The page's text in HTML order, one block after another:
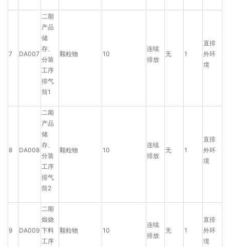
7 DA007
二期
产品
储
存、
分装
工序
排气
筒1
颗粒物 10
连续
排放
无 1
直排
外环
境
8 DA008
二期
产品
储
存、
分装
工序
排气
筒2
颗粒物 10
连续
排放
无 1
直排
外环
境
9 DA009
二期
煅烧
下料
工序
颗粒物 10
连续
排放
无 1
直排
外环
境